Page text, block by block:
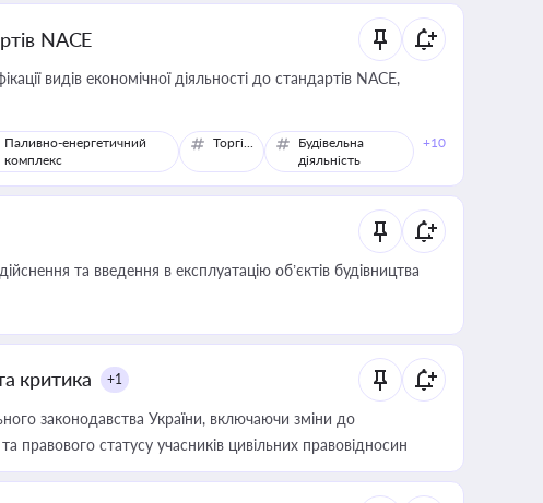
NACE
видів економічної діяльності до стандартів NACE,
Паливно-енергетичний
комплекс
Торгівля
Будівельна
діяльність
+10
та введення в експлуатацію об’єктів будівництва
критика +1
законодавства України, включаючи зміни до
правового статусу учасників цивільних правовідносин